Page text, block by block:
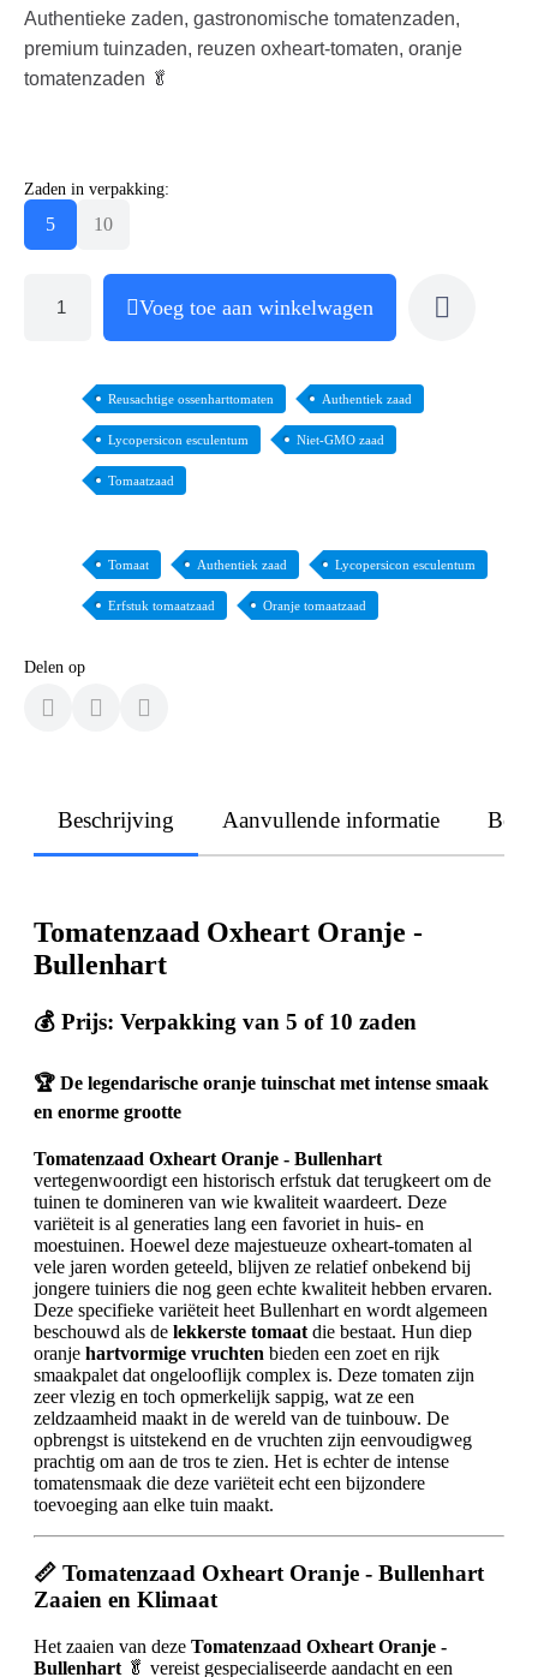
Authentieke zaden, gastronomische tomatenzaden,
premium tuinzaden, reuzen oxheart-tomaten, oranje
tomatenzaden 🥬
Zaden in verpakking:
5 10
Voeg toe aan winkelwagen
Reusachtige ossenharttomaten Authentiek zaad
Lycopersicon esculentum Niet-GMO zaad
Tomaatzaad
Tomaat Authentiek zaad Lycopersicon esculentum
Erfstuk tomaatzaad Oranje tomaatzaad
Delen op
Beschrijving Aanvullende informatie
Tomatenzaad Oxheart Oranje -
Bullenhart
💰 Prijs: Verpakking van 5 of 10 zaden
🏆 De legendarische oranje tuinschat met intense smaak
en enorme grootte
Tomatenzaad Oxheart Oranje - Bullenhart
vertegenwoordigt een historisch erfstuk dat terugkeert om de
tuinen te domineren van wie kwaliteit waardeert. Deze
variëteit is al generaties lang een favoriet in huis- en
moestuinen. Hoewel deze majestueuze oxheart-tomaten al
vele jaren worden geteeld, blijven ze relatief onbekend bij
jongere tuiniers die nog geen echte kwaliteit hebben ervaren.
Deze specifieke variëteit heet Bullenhart en wordt algemeen
beschouwd als de lekkerste tomaat die bestaat. Hun diep
oranje hartvormige vruchten bieden een zoet en rijk
smaakpalet dat ongelooflijk complex is. Deze tomaten zijn
zeer vlezig en toch opmerkelijk sappig, wat ze een
zeldzaamheid maakt in de wereld van de tuinbouw. De
opbrengst is uitstekend en de vruchten zijn eenvoudigweg
prachtig om aan de tros te zien. Het is echter de intense
tomatensmaak die deze variëteit echt een bijzondere
toevoeging aan elke tuin maakt.
📏 Tomatenzaad Oxheart Oranje - Bullenhart
Zaaien en Klimaat
Het zaaien van deze Tomatenzaad Oxheart Oranje -
Bullenhart 🥬 vereist gespecialiseerde aandacht en een